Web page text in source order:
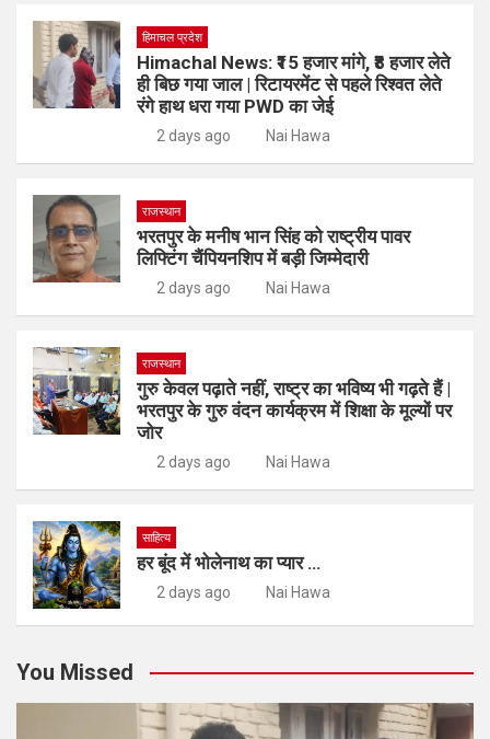
हिमाचल प्रदेश
Himachal News: ₹15 हजार मांगे, ₹8 हजार लेते
ही बिछ गया जाल | रिटायरमेंट से पहले रिश्वत लेते
रंगे हाथ धरा गया PWD का जेई
2 days ago Nai Hawa
राजस्थान
भरतपुर के मनीष भान सिंह को राष्ट्रीय पावर
लिफ्टिंग चैंपियनशिप में बड़ी जिम्मेदारी
2 days ago Nai Hawa
राजस्थान
गुरु केवल पढ़ाते नहीं, राष्ट्र का भविष्य भी गढ़ते हैं |
भरतपुर के गुरु वंदन कार्यक्रम में शिक्षा के मूल्यों पर
जोर
2 days ago Nai Hawa
साहित्य
हर बूंद में भोलेनाथ का प्यार …
2 days ago Nai Hawa
You Missed